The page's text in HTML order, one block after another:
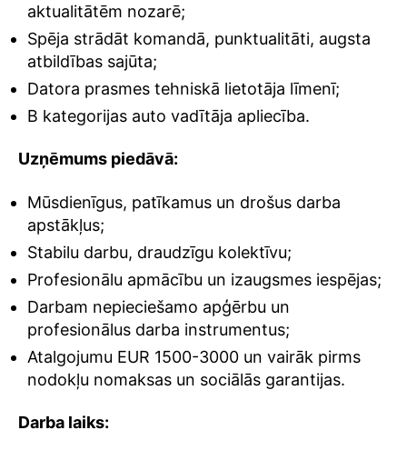
aktualitātēm nozarē;
Spēja strādāt komandā, punktualitāti, augsta
atbildības sajūta;
Datora prasmes tehniskā lietotāja līmenī;
B kategorijas auto vadītāja apliecība.
Uzņēmums piedāvā:
Mūsdienīgus, patīkamus un drošus darba
apstākļus;
Stabilu darbu, draudzīgu kolektīvu;
Profesionālu apmācību un izaugsmes iespējas;
Darbam nepieciešamo apģērbu un
profesionālus darba instrumentus;
Atalgojumu EUR 1500-3000 un vairāk pirms
nodokļu nomaksas un sociālās garantijas.
Darba laiks: